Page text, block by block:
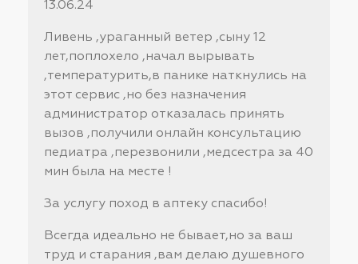
13.06.24
Ливень ,ураганный ветер ,сыну 12
лет,поплохело ,начал вырывать
,температурить,в панике наткнулись на
этот сервис ,но без назначения
администратор отказалась принять
вызов ,получили онлайн консультацию
педиатра ,перезвонили ,медсестра за 40
мин была на месте !
За услугу поход в аптеку спасибо!
Всегда идеально не бывает,но за ваш
труд и старания ,вам делаю душевного